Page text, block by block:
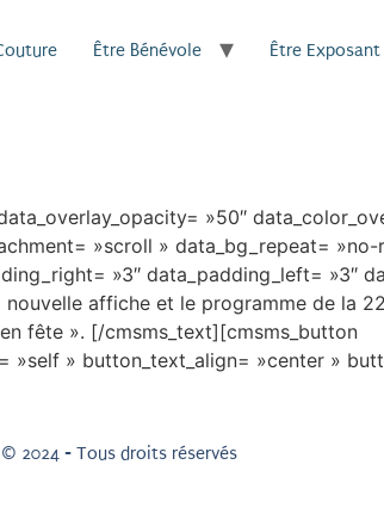
Être Bénévole Être Exposant
»50″
»scroll » data_bg_repeat=
»3″ data_padding_left= »3″
affiche et le programme de la
fête ». [/cmsms_text][cmsms_button
» button_text_align= »center »
© 2024 - Tous droits réservés